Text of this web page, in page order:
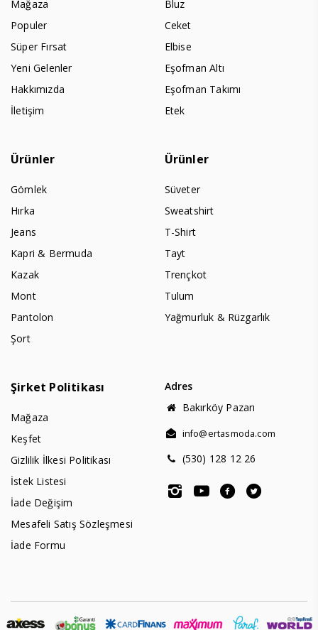
Mağaza
Populer
Süper Fırsat
Yeni Gelenler
Hakkımızda
İletişim
Bluz
Ceket
Elbise
Eşofman Altı
Eşofman Takımı
Etek
Ürünler
Gömlek
Hırka
Jeans
Kapri & Bermuda
Kazak
Mont
Pantolon
Şort
Ürünler
Süveter
Sweatshirt
T-Shirt
Tayt
Trençkot
Tulum
Yağmurluk & Rüzgarlık
Şirket Politikası
Mağaza
Keşfet
Gizlilik İlkesi Politikası
İstek Listesi
İade Değişim
Mesafeli Satış Sözleşmesi
İade Formu
Adres
Bakırköy Pazarı
info@ertasmoda.com
(530) 128 12 26